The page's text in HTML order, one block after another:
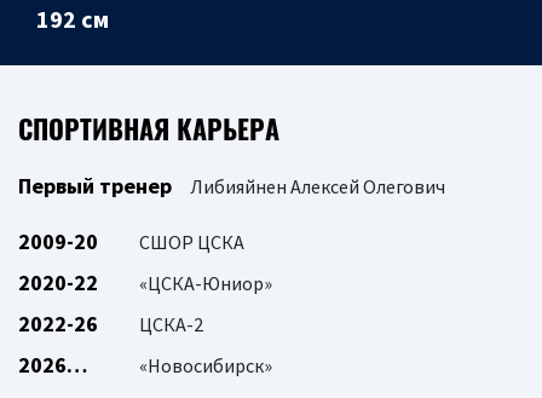
192 см
СПОРТИВНАЯ КАРЬЕРА
Первый тренер Либияйнен Алексей Олегович
2009-20 СШОР ЦСКА
2020-22 «ЦСКА-Юниор»
2022-26 ЦСКА-2
2026… «Новосибирск»